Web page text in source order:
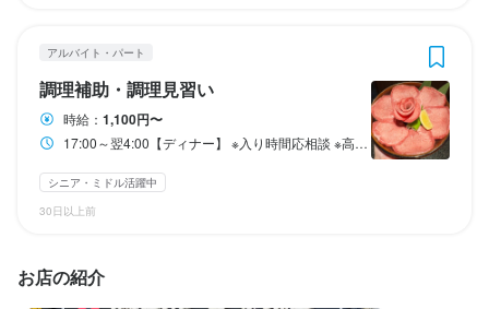
アルバイト・パート
調理補助・調理見習い
時給： 1,100円〜
17:00～翌4:00【ディナー】 ※入り時間応相談 ※高校生は22:00迄 ・シフト制
シニア・ミドル活躍中
30日以上前
お店の紹介
勤務時間
17:00～24：00【ディナー】
※入り時間応相談
※高校生は22:00迄
終電考慮あり
自由シフト制(毎回、時間・曜日を選べる)
学歴不問 未経験者歓迎 高校生歓迎
留学生歓迎
主婦・主夫歓迎
シニア・ミドル活躍中 ブランクOK
仕事内容
料理配膳
シフト制／毎月の自己申告制（自由度高め♪）
☆☆安心して働ける環境です☆☆
社員がしっかりサポートするので、急な休みなどの対応も可能!!
土日祝のみ勤務OK
待遇